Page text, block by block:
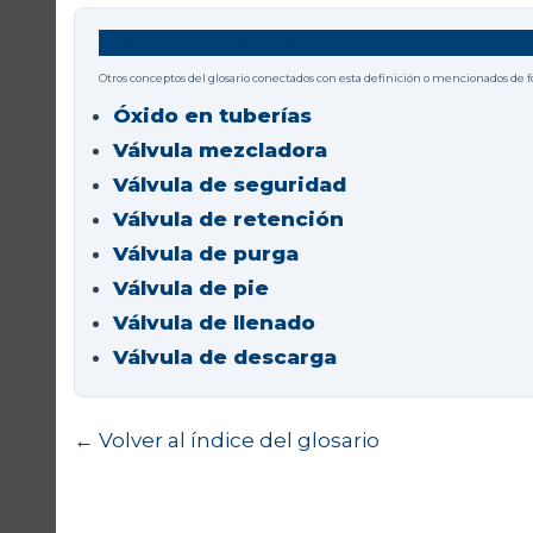
Otros conceptos del glosario conectados con esta definición o mencionados de
Óxido en tuberías
Válvula mezcladora
Válvula de seguridad
Válvula de retención
Válvula de purga
Válvula de pie
Válvula de llenado
Válvula de descarga
← Volver al índice del glosario